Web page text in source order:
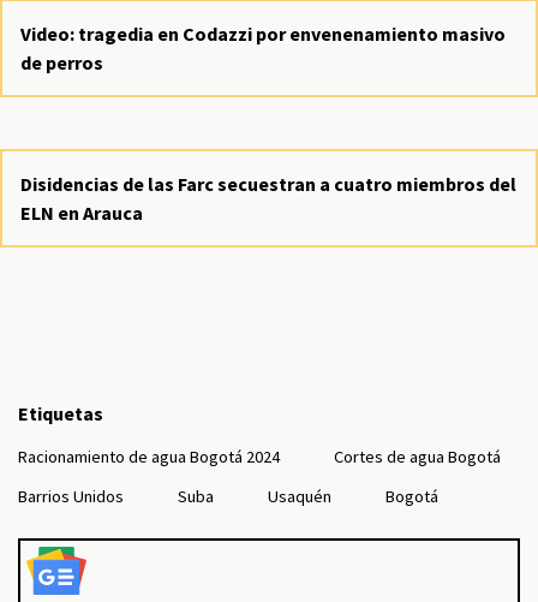
Video: tragedia en Codazzi por envenenamiento masivo
de perros
Disidencias de las Farc secuestran a cuatro miembros del
ELN en Arauca
Etiquetas
Racionamiento de agua Bogotá 2024
Cortes de agua Bogotá
Barrios Unidos
Suba Usaquén Bogotá